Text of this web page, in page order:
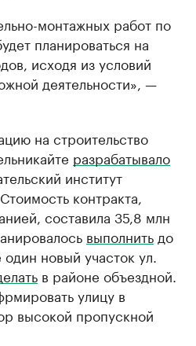
монтажных работ по
планироваться на
исходя из условий
деятельности», —
на строительство
разрабатывало
институт
контракта,
составила 35,8 млн
выполнить до
новый участок ул.
в районе объездной.
улицу в
высокой пропускной